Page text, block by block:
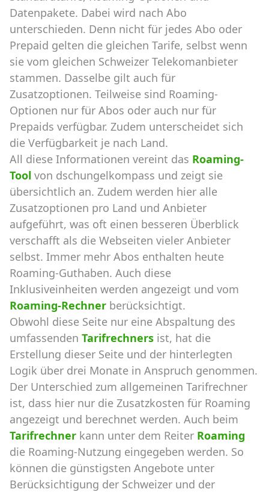
Datenpakete. Dabei wird nach Abo
unterschieden. Denn nicht für jedes Abo oder
Prepaid gelten die gleichen Tarife, selbst wenn
sie vom gleichen Schweizer Telekomanbieter
stammen. Dasselbe gilt auch für
Zusatzoptionen. Teilweise sind Roaming-
Optionen nur für Abos oder auch nur für
Prepaids verfügbar. Zudem unterscheidet sich
die Verfügbarkeit je nach Land.
All diese Informationen vereint das Roaming-
Tool von dschungelkompass und zeigt sie
übersichtlich an. Zudem werden hier alle
Zusatzoptionen pro Land und Anbieter
aufgeführt, was oft einen besseren Überblick
verschafft als die Webseiten vieler Anbieter
selbst. Immer mehr Abos enthalten heute
Roaming-Guthaben. Auch diese
Inklusiveinheiten werden angezeigt und vom
Roaming-Rechner berücksichtigt.
Obwohl diese Seite nur eine Abspaltung des
umfassenden Tarifrechners ist, hat die
Erstellung dieser Seite und der hinterlegten
Logik über drei Monate in Anspruch genommen.
Der Unterschied zum allgemeinen Tarifrechner
ist, dass hier nur die Zusatzkosten für Roaming
angezeigt und berechnet werden. Auch beim
Tarifrechner kann unter dem Reiter Roaming
die Roaming-Nutzung eingegeben werden. So
können die günstigsten Angebote unter
Berücksichtigung der Schweizer und der